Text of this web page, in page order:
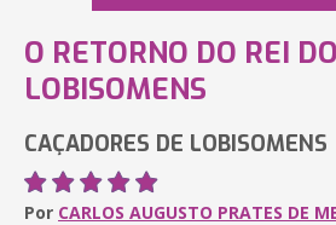
O RETORNO DO REI
LOBISOMENS
CAÇADORES DE LOBISOMENS
Por CARLOS AUGUSTO PRATES DE